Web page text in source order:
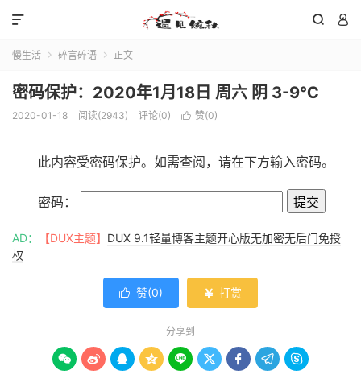
 

慢生活  碎言碎语  正文
密码保护：2020年1月18日 周六 阴 3-9℃
2020-01-18 阅读(2943) 评论(0)  赞(0)
此内容受密码保护。如需查阅，请在下方输入密码。
密码：
AD： 【DUX主题】 DUX 9.1轻量博客主题开心版无加密无后门免授
权
 赞(0)  打赏
分享到
        